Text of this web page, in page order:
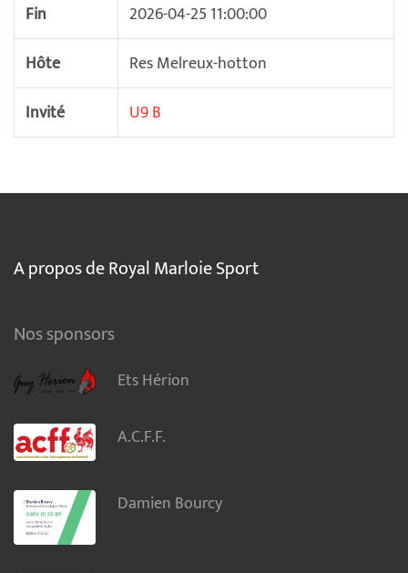
Fin
2026-04-25 11:00:00
Hôte
Res Melreux-hotton
Invité
U9 B
A propos de Royal Marloie Sport
Nos sponsors
Ets Hérion
A.C.F.F.
Damien Bourcy